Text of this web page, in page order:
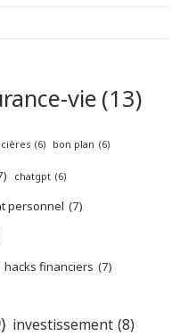
vie (13)
(6) bon plan (6)
chatgpt (6)
personnel (7)
hacks financiers (7)
investissement (8)